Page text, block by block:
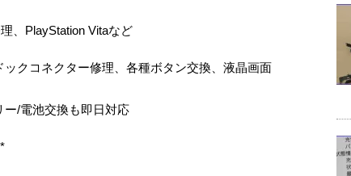
、PlayStation Vitaなど
クコネクター修理、各種ボタン交換、液晶画面
/電池交換も即日対応